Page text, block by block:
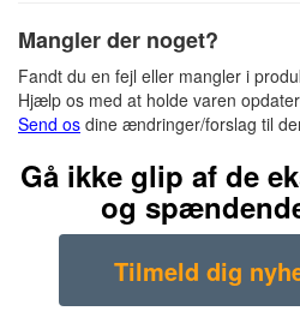
Mangler der noget?
Fandt du en fejl eller mangler i
Hjælp os med at holde varen
Send os dine ændringer/forslag til
Gå ikke glip af de
og